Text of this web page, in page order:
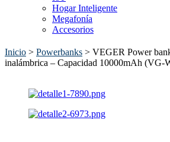
Hogar Inteligente
Megafonía
Accesorios
Inicio > Powerbanks > VEGER Power
inalámbrica – Capacidad 10000mAh (VG-